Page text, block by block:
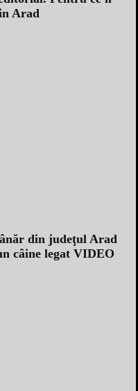
Arad
din judeţul Arad
câine legat VIDEO